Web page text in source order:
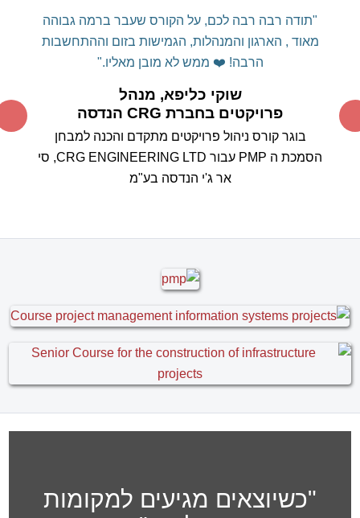
"תודה רבה רבה לכם, על הקורס שעבר ברמה גבוהה
מאוד , הארגון והמנהלות, הגמישות בזום וההתחשבות
הרבה! ❤️ ממש לא מובן מאליו."
שוקי כליפא, מנהל
פרויקטים בחברת CRG הנדסה
בוגר קורס ניהול פרויקטים מתקדם והכנה למבחן
הסמכת ה PMP עבור CRG ENGINEERING LTD, סי
אר ג'י הנדסה בע"מ
"כשיוצאים מגיעים למקומות